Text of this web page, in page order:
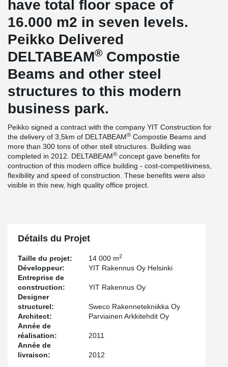
have total floor space of
16.000 m2 in seven levels.
Peikko Delivered
DELTABEAM® Compostie
Beams and other steel
structures to this modern
business park.
Peikko signed a contract with the company YIT Construction for
the delivery of 3,5km of DELTABEAM® Compostie Beams and
more than 300 tons of other stell structures. Building was
completed in 2012. DELTABEAM® concept gave benefits for
contruction of this modern office building - cost-competitiviness,
flexibility and speed of construction. These benefits were also
visible in this new, high quality office project.
Détails du Projet
Taille du projet: 14 000 m2
Développeur:
YIT Rakennus Oy Helsinki
Entreprise de
construction:
YIT Rakennus Oy
Designer
structurel:
Sweco Rakennetekniikka Oy
Architect:
Parviainen Arkkitehdit Oy
Année de
réalisation:
2011
Année de
livraison:
2012